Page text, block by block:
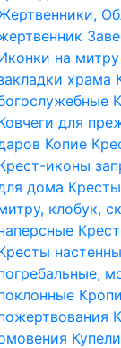
на митру
храма
для
Копие
иконы
дома
клобук,
Купели